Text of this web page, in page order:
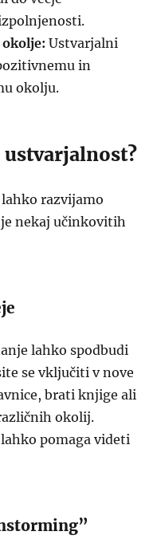
Ustvarjalni
in
okolju.
razvijamo
nekaj učinkovitih
lahko spodbudi
se vključiti v nove
brati knjige ali
okolij.
pomaga videti